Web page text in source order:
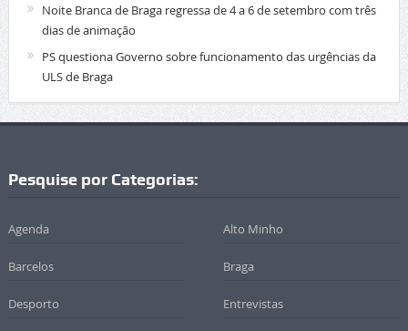
Noite Branca de Braga regressa de 4 a 6 de setembro com três
dias de animação
PS questiona Governo sobre funcionamento das urgências da
ULS de Braga
Pesquise por Categorias:
Agenda Alto Minho
Barcelos Braga
Desporto Entrevistas